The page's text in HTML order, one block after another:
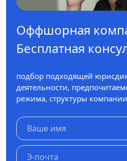
Оффшорная
Бесплатная
подбор подходящей
деятельности,
режима, структуры